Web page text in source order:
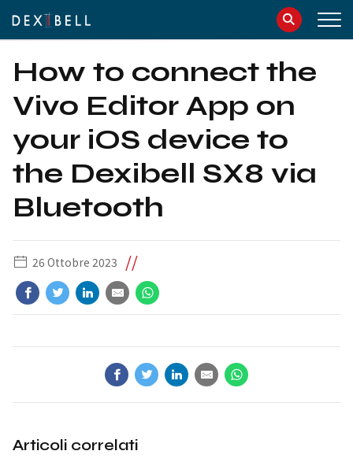
086181241
How to connect the
Vivo Editor App on
your iOS device to
the Dexibell SX8 via
Bluetooth
26 Ottobre 2023 //
Articoli correlati